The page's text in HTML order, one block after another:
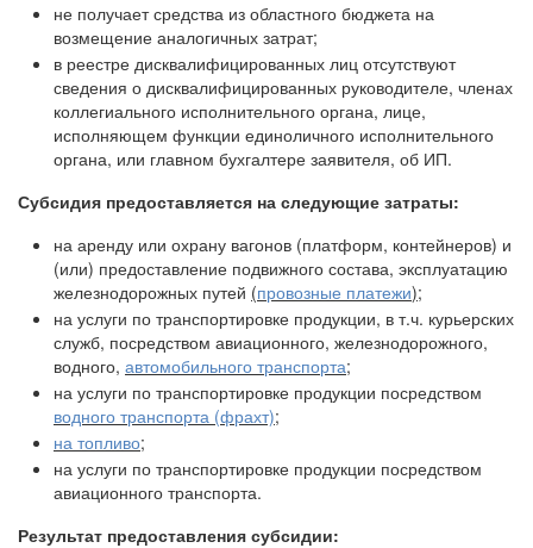
не получает средства из областного бюджета на
возмещение аналогичных затрат;
в реестре дисквалифицированных лиц отсутствуют
сведения о дисквалифицированных руководителе, членах
коллегиального исполнительного органа, лице,
исполняющем функции единоличного исполнительного
органа, или главном бухгалтере заявителя, об ИП.
Субсидия предоставляется на следующие затраты:
на аренду или охрану вагонов (платформ, контейнеров) и
(или) предоставление подвижного состава, эксплуатацию
железнодорожных путей (провозные платежи);
на услуги по транспортировке продукции, в т.ч. курьерских
служб, посредством авиационного, железнодорожного,
водного, автомобильного транспорта;
на услуги по транспортировке продукции посредством
водного транспорта (фрахт);
на топливо;
на услуги по транспортировке продукции посредством
авиационного транспорта.
Результат предоставления субсидии: